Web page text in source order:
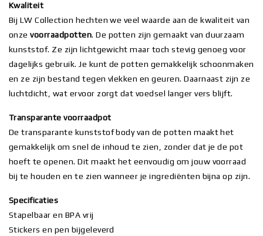
Kwaliteit
Bij LW Collection hechten we veel waarde aan de kwaliteit van
onzevoorraadpotten. De potten zijn gemaakt van duurzaam
kunststof. Ze zijn lichtgewicht maar toch stevig genoeg voor
dagelijks gebruik. Je kunt de potten gemakkelijk schoonmaken
en ze zijn bestand tegen vlekken en geuren. Daarnaast zijn ze
luchtdicht, wat ervoor zorgt dat voedsel langer vers blijft.
Transparante voorraadpot
De transparante kunststof body van de potten maakt het
gemakkelijk om snel de inhoud te zien, zonder dat je de pot
hoeft te openen. Dit maakt het eenvoudig om jouw voorraad
bij te houden en te zien wanneer je ingrediënten bijna op zijn.
Specificaties
Stapelbaar en BPA vrij
Stickers en pen bijgeleverd